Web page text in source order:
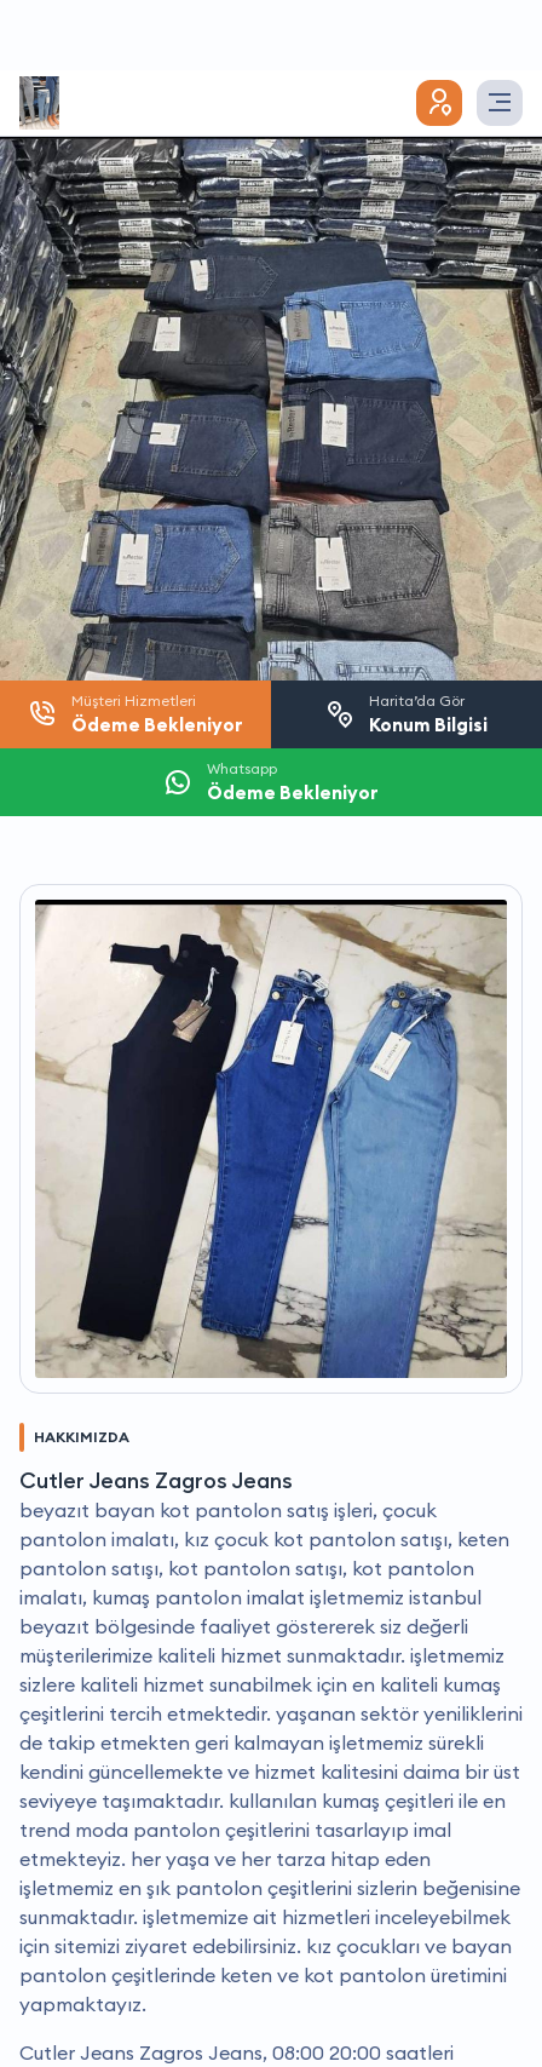
Müşteri Hizmetleri
Ödeme Bekleniyor
Harita’da Gör
Konum Bilgisi
Whatsapp
Ödeme Bekleniyor
HAKKIMIZDA
Cutler Jeans Zagros Jeans
beyazıt bayan kot pantolon satış işleri, çocuk
pantolon imalatı, kız çocuk kot pantolon satışı, keten
pantolon satışı, kot pantolon satışı, kot pantolon
imalatı, kumaş pantolon imalat işletmemiz i̇stanbul
beyazıt bölgesinde faaliyet göstererek siz değerli
müşterilerimize kaliteli hizmet sunmaktadır. i̇şletmemiz
sizlere kaliteli hizmet sunabilmek için en kaliteli kumaş
çeşitlerini tercih etmektedir. yaşanan sektör yeniliklerini
de takip etmekten geri kalmayan işletmemiz sürekli
kendini güncellemekte ve hizmet kalitesini daima bir üst
seviyeye taşımaktadır. kullanılan kumaş çeşitleri ile en
trend moda pantolon çeşitlerini tasarlayıp imal
etmekteyiz. her yaşa ve her tarza hitap eden
işletmemiz en şık pantolon çeşitlerini sizlerin beğenisine
sunmaktadır. i̇şletmemize ait hizmetleri inceleyebilmek
için sitemizi ziyaret edebilirsiniz. kız çocukları ve bayan
pantolon çeşitlerinde keten ve kot pantolon üretimini
yapmaktayız.
Cutler Jeans Zagros Jeans, 08:00 20:00 saatleri